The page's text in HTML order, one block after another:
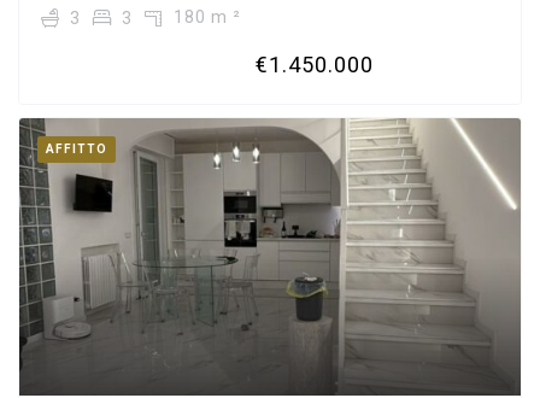
3 3 180 m ²
€1.450.000
AFFITTO